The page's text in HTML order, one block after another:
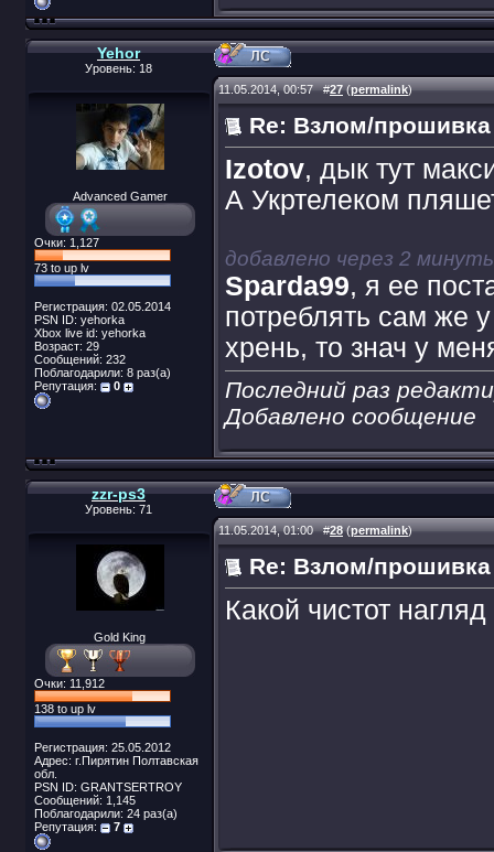
Yehor
Уровень: 18
Advanced Gamer
Очки: 1,127
73 to up lv
Регистрация: 02.05.2014
PSN ID: yehorka
Xbox live id: yehorka
Возраст: 29
Сообщений: 232
Поблагодарили: 8 раз(а)
Репутация:
0
11.05.2014, 00:57#27(permalink)
Re: Взлом/прошивка
Izotov, дык тут
А Укртелеком
добавлено через 2
Sparda99, я ее
потреблять сам же
хрень, то знач у
Последний раз
Добавлено сообщение
zzr-ps3
Уровень: 71
Gold King
Очки: 11,912
138 to up lv
Регистрация: 25.05.2012
Адрес: г.Пирятин Полтавская
обл.
PSN ID: GRANTSERTROY
Сообщений: 1,145
Поблагодарили: 24 раз(а)
Репутация:
7
11.05.2014, 01:00#28(permalink)
Re: Взлом/прошивка
Какой чистот